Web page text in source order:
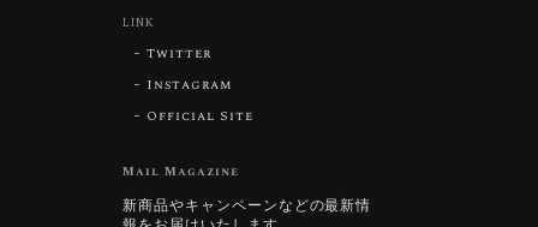
LINK
Twitter
Instagram
Official Site
Mail Magazine
新商品やキャンペーンなどの最新情